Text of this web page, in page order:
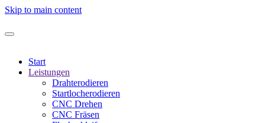
Skip to main content
Start
Leistungen
Drahterodieren
Startlocherodieren
CNC Drehen
CNC Fräsen